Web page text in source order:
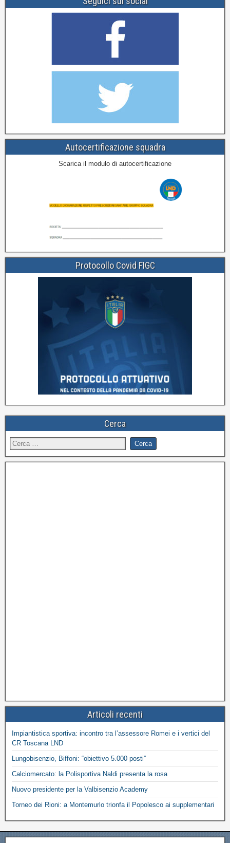
Autocertificazione squadra
Scarica il modulo di autocertificazione
Protocollo Covid FIGC
Cerca
Articoli recenti
Impiantistica sportiva: incontro tra l’assessore Romei e i vertici del
CR Toscana LND
Lungobisenzio, Biffoni: “obiettivo 5.000 posti”
Calciomercato: la Polisportiva Naldi presenta la rosa
Nuovo presidente per la Valbisenzio Academy
Torneo dei Rioni: a Montemurlo trionfa il Popolesco ai supplementari